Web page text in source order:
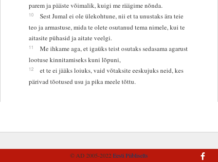
parem ja pääste võimalik, kuigi me räägime nõnda.
10
Sest Jumal ei ole ülekohtune, nii et ta unustaks ära teie
teo ja armastuse, mida te olete osutanud tema nimele, kui te
aitasite pühasid ja aitate veelgi.
11
Me ihkame aga, et igaüks teist osutaks sedasama agarust
lootuse kinnitamiseks kuni lõpuni,
12
et te ei jääks loiuks, vaid võtaksite eeskujuks neid, kes
pärivad tõotused usu ja pika meele tõttu.
© AD 2005-2022Eesti Piibliselts